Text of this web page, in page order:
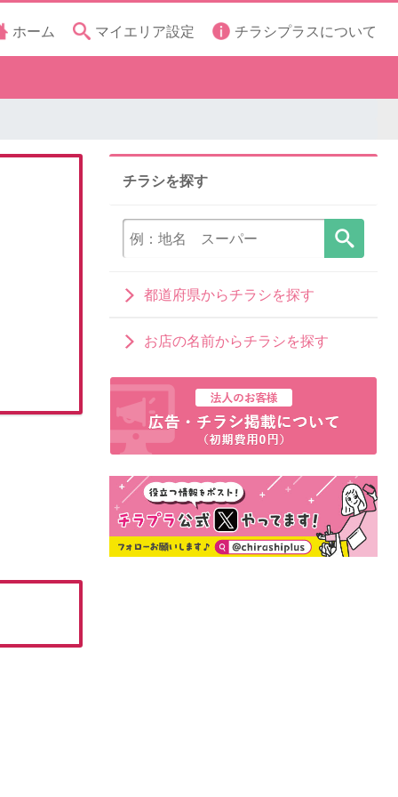
ホーム マイエリア設定 チラシプラスについて
チラシを探す
都道府県からチラシを探す
お店の名前からチラシを探す